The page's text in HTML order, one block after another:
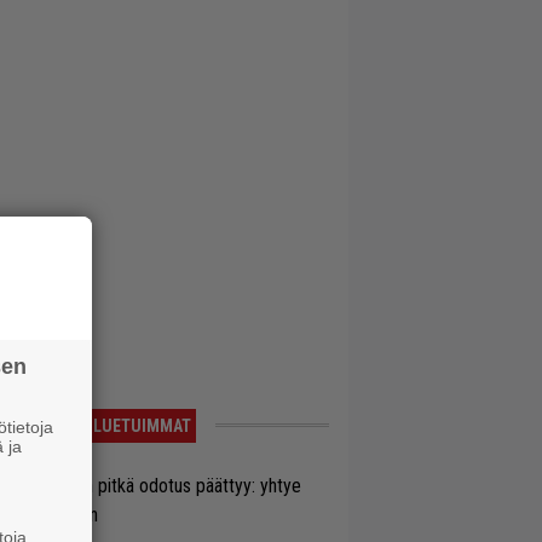
LUETUIMMAT
fanien pitkä odotus päättyy: yhtye
Suomeen
ja